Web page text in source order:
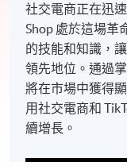
社交電商正在迅
Shop 處於這場革
的技能和知識，
領先地位。通過
將在市場中獲得
用社交電商和
續增長。